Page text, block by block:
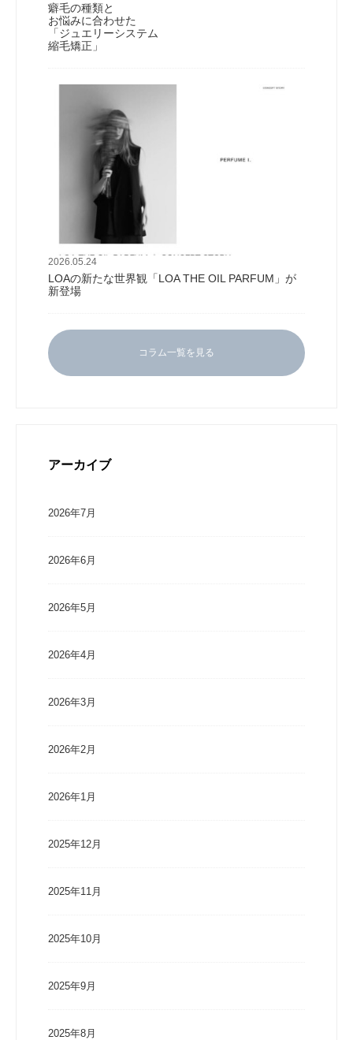
癖毛の種類と
お悩みに合わせた
「ジュエリーシステム
縮毛矯正」
2026.05.24
LOAの新たな世界観「LOA THE OIL PARFUM」が
新登場
コラム一覧を見る
アーカイブ
2026年7月
2026年6月
2026年5月
2026年4月
2026年3月
2026年2月
2026年1月
2025年12月
2025年11月
2025年10月
2025年9月
2025年8月